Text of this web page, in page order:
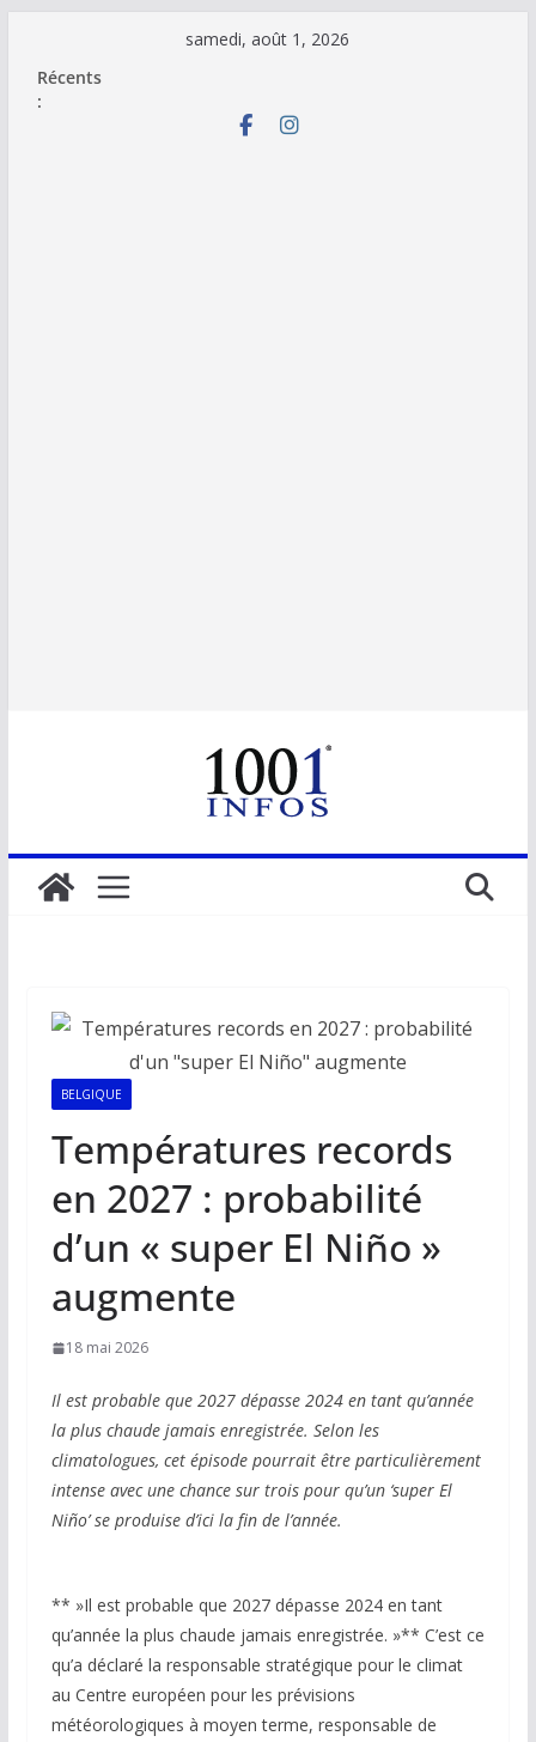
contenu
samedi, août 1, 2026
Récents
:
BELGIQUE
Températures records
en 2027 : probabilité
d’un « super El Niño »
augmente
18 mai 2026
Il est probable que 2027 dépasse 2024 en tant qu’année
la plus chaude jamais enregistrée. Selon les
climatologues, cet épisode pourrait être particulièrement
intense avec une chance sur trois pour qu’un ‘super El
Niño’ se produise d’ici la fin de l’année.
** »Il est probable que 2027 dépasse 2024 en tant
qu’année la plus chaude jamais enregistrée. »** C’est ce
qu’a déclaré la responsable stratégique pour le climat
au Centre européen pour les prévisions
météorologiques à moyen terme, responsable de